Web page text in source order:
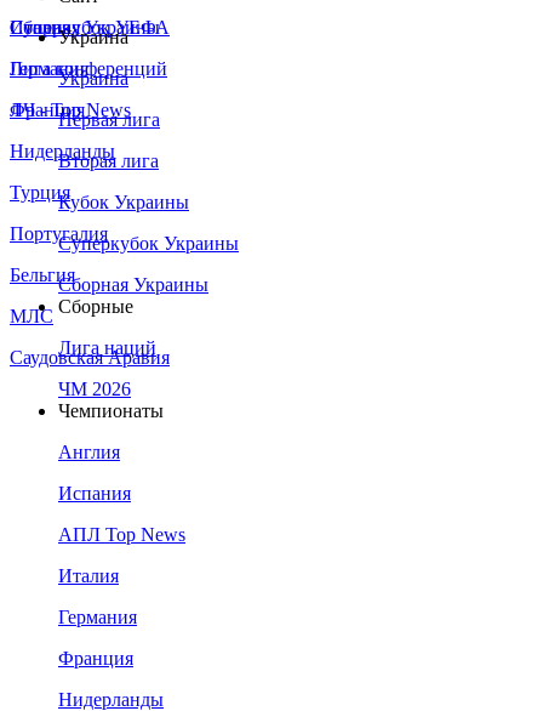
Сборная Украины
Италия
Германия
Франция
Нидерланды
Турция
Португалия
Бельгия
МЛС
Саудовская Аравия
Суперкубок УЕФА
Лига конференций
ЛЧ - Top News
Украина
Украина
Первая лига
Вторая лига
Кубок Украины
Суперкубок Украины
Сборная Украины
Сборные
Лига наций
ЧМ 2026
Чемпионаты
Англия
Испания
АПЛ Top News
Италия
Германия
Франция
Нидерланды